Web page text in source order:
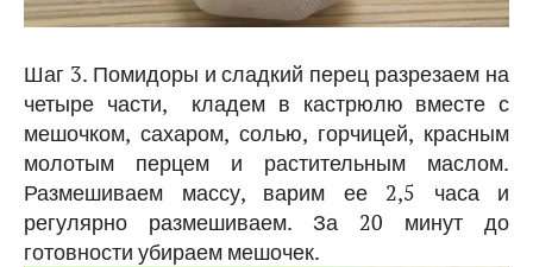
Шаг 3. Помидоры и сладкий перец разрезаем на
четыре части, кладем в кастрюлю вместе с
мешочком, сахаром, солью, горчицей, красным
молотым перцем и растительным маслом.
Размешиваем массу, варим ее 2,5 часа и
регулярно размешиваем. За 20 минут до
готовности убираем мешочек.